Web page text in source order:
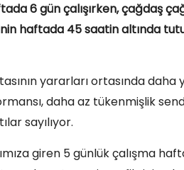
6 gün çalışırken, çağdaş
haftada 45 saatin altında
yararları ortasında
daha az tükenmişlik
sayılıyor.
giren 5 günlük çalışma